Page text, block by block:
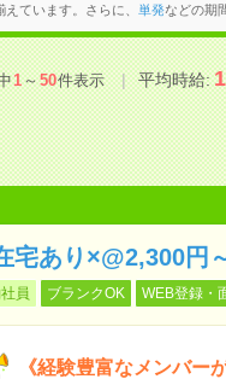
えています。さらに、
単発などの期
1～50件表示 平均時給:
宅あり×@2,300
員 ブランクOK WEB登録・
《経験豊富なメンバー